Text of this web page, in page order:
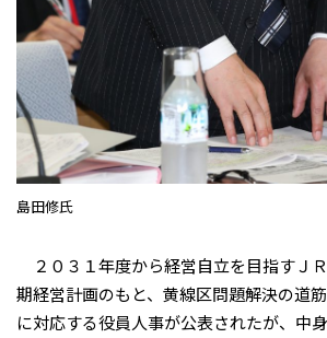
島田修氏
２０３１年度から経営自立を目指すＪ
期経営計画のもと、黄線区問題解決の道
に対応する役員人事が公表されたが、中